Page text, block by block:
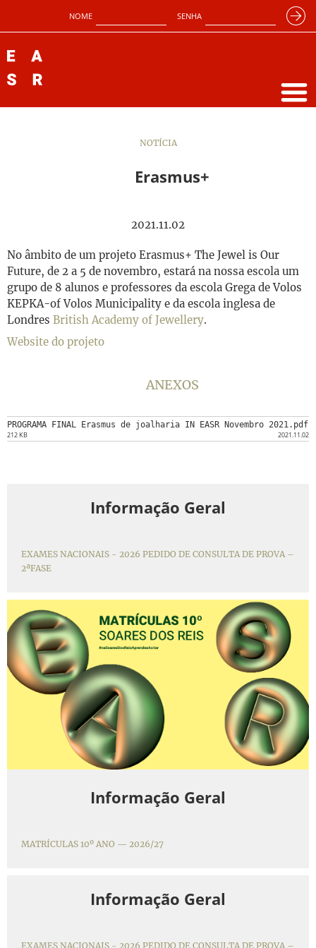
NOME SENHA
NOTÍCIA
Erasmus+
2021.11.02
No âmbito de um projeto Erasmus+ The Jewel is Our
Future, de 2 a 5 de novembro, estará na nossa escola um
grupo de 8 alunos e professores da escola Grega de Volos
KEPKA-of Volos Municipality e da escola inglesa de
Londres British Academy of Jewellery.
Website do projeto
ANEXOS
PROGRAMA FINAL Erasmus de joalharia IN EASR Novembro 2021.pdf
212 KB 2021.11.02
Informação Geral
EXAMES NACIONAIS - 2026 PEDIDO DE CONSULTA DE PROVA –
2ªFASE
Informação Geral
MATRÍCULAS 10º ANO — 2026/27
Informação Geral
EXAMES NACIONAIS - 2026 PEDIDO DE CONSULTA DE PROVA –